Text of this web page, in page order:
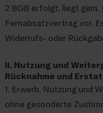
2 BGB erfolgt, liegt gem.
Fernabsatzvertrag vor.
Widerrufs- oder
II. Nutzung und
Rücknahme und
1. Erwerb, Nutzung und
ohne gesonderte